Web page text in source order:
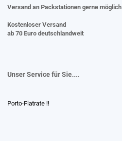
Versand an Packstationen gerne möglich
Kostenloser Versand
ab 70 Euro deutschlandweit
Unser Service für Sie....
Porto-Flatrate !!